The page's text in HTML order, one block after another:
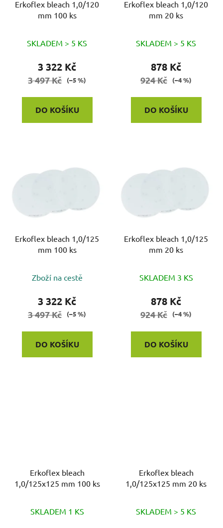
Erkoflex bleach 1,0/120
mm 100 ks
SKLADEM > 5 KS
3 322 Kč
3 497 Kč (–5 %)
DO KOŠÍKU
Erkoflex bleach 1,0/120
mm 20 ks
SKLADEM > 5 KS
878 Kč
924 Kč (–4 %)
DO KOŠÍKU
Erkoflex bleach 1,0/125
mm 100 ks
Zboží na cestě
3 322 Kč
3 497 Kč (–5 %)
DO KOŠÍKU
Erkoflex bleach 1,0/125
mm 20 ks
SKLADEM 3 KS
878 Kč
924 Kč (–4 %)
DO KOŠÍKU
Erkoflex bleach
1,0/125x125 mm 100 ks
SKLADEM 1 KS
Erkoflex bleach
1,0/125x125 mm 20 ks
SKLADEM > 5 KS